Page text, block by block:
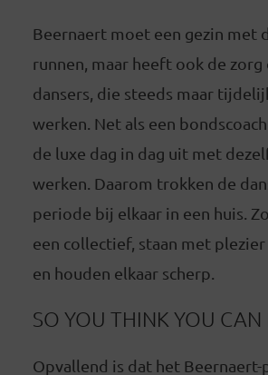
Beernaert moet een gezin met
runnen, maar heeft ook de zorg
dansers, die steeds maar
werken. Net als een
de luxe dag in dag uit met
werken. Daarom trokken de
periode bij elkaar in een huis.
een collectief, staan met
en houden elkaar scherp.
SO YOU THINK YOU CAN
Opvallend is dat het